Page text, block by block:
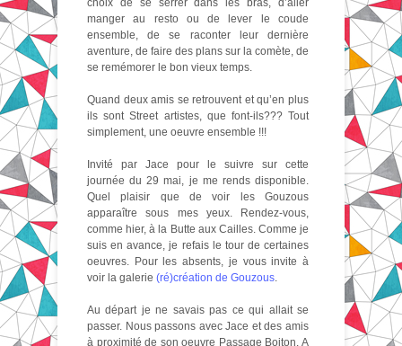
choix de se serrer dans les bras, d’aller
manger au resto ou de lever le coude
ensemble, de se raconter leur dernière
aventure, de faire des plans sur la comète, de
se remémorer le bon vieux temps.
Quand deux amis se retrouvent et qu’en plus
ils sont Street artistes, que font-ils??? Tout
simplement, une oeuvre ensemble !!!
Invité par Jace pour le suivre sur cette
journée du 29 mai, je me rends disponible.
Quel plaisir que de voir les Gouzous
apparaître sous mes yeux. Rendez-vous,
comme hier, à la Butte aux Cailles. Comme je
suis en avance, je refais le tour de certaines
oeuvres. Pour les absents, je vous invite à
voir la galerie (ré)création de Gouzous.
Au départ je ne savais pas ce qui allait se
passer. Nous passons avec Jace et des amis
à proximité de son oeuvre Passage Boiton. A